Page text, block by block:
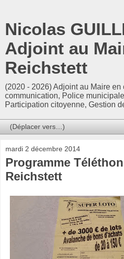
Nicolas
Adjoint au
Reichstett
(2020 - 2026) Adjoint au Maire en
communication, Police
Participation citoyenne, Gestion
mardi 2 décembre 2014
Programme
Reichstett